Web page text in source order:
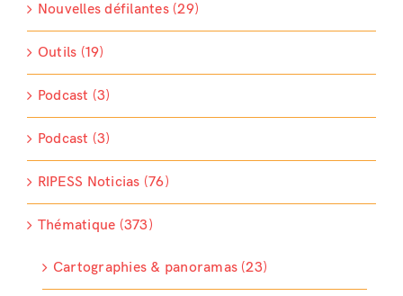
Nouvelles défilantes (29)
Outils (19)
Podcast (3)
Podcast (3)
RIPESS Noticias (76)
Thématique (373)
Cartographies & panoramas (23)